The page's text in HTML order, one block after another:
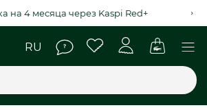
на 4 месяца через Kaspi Red+